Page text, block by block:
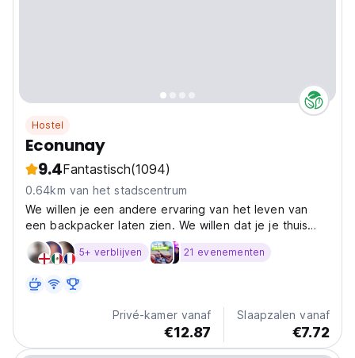
Hostel
Econunay
9.4Fantastisch(1094)
0.64km van het stadscentrum
We willen je een andere ervaring van het leven van
een backpacker laten zien. We willen dat je je thuis
voelt en culturen en levensstijlen uitwisselt.
5+ verblijven 21 evenementen
Privé-kamer vanaf
€12.87
Slaapzalen vanaf
€7.72